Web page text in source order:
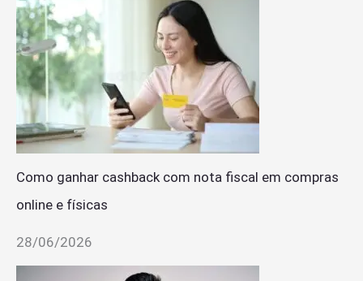
Como ganhar cashback com nota fiscal em compras
online e físicas
28/06/2026